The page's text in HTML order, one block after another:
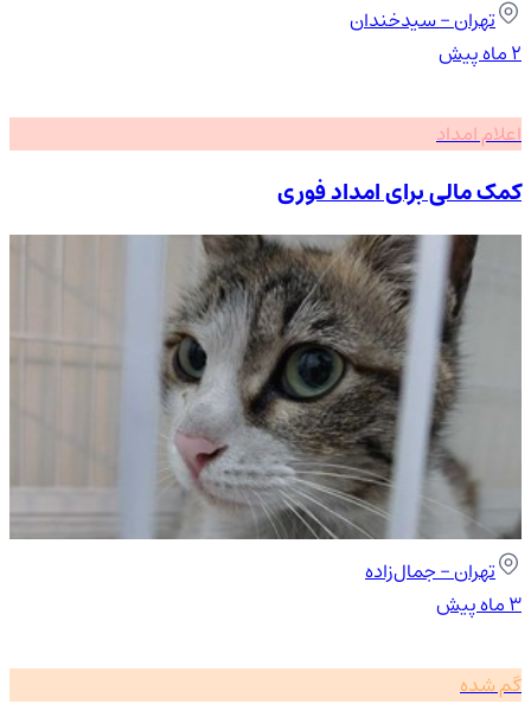
تهران- سیدخندان
۲ ماه پیش
اعلام امداد
کمک مالی برای امداد فوری
تهران- جمال‌زاده
۳ ماه پیش
گم شده